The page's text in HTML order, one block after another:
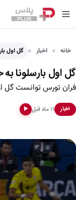
خانه اخبار گل اول
گل اول بارسلونا
فران تورس توانست گل
اخبار ۱۱ ماه قبل ▶